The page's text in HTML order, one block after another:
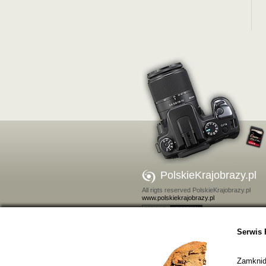
PolskieKrajobrazy.pl
All rigts reserved PolskieKrajobrazy.pl
www.polskiekrajobrazy.pl
Serwis